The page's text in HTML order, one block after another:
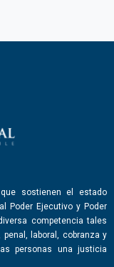
sostienen el estado
Poder Ejecutivo y Poder
competencia tales
laboral, cobranza y
personas una justicia